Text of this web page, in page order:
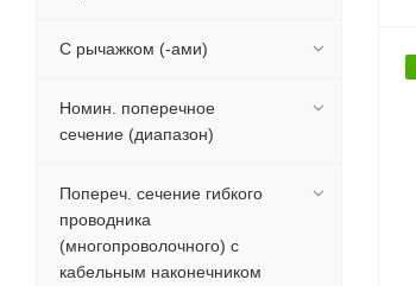
С рычажком (-ами)
Номин. поперечное
сечение (диапазон)
Попереч. сечение гибкого
проводника
(многопроволочного) с
кабельным наконечником